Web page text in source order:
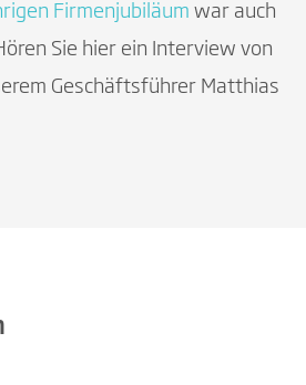
Firmenjubiläum war auch
Sie hier ein Interview von
Geschäftsführer Matthias